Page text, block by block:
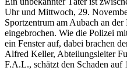
Uhr und Mittwoch, 29.
Sportzentrum am Aubach an
eingebrochen. Wie die Polizei
ein Fenster auf, dabei brachen
Alfred Keller, Abteilungsleiter
F.A.L., schätzt den Schaden auf